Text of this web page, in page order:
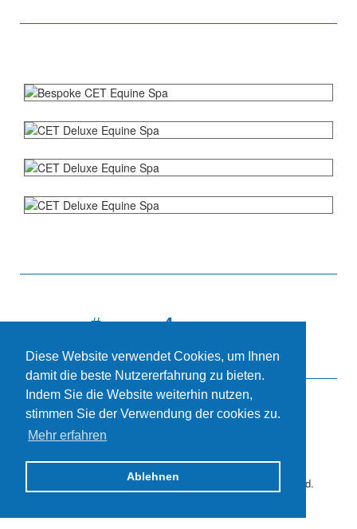
Diese Website verwendet Cookies, um Ihnen
damit die beste Nutzererfahrung zu bieten.
Indem Sie die Website weiterhin nutzen,
stimmen Sie der Verwendung der cookies zu.
Mehr erfahren
Ablehnen
# 4
Down · Northern Ireland · BT25 1PE · Email:
·Copyright notice · All Rights Reserved.